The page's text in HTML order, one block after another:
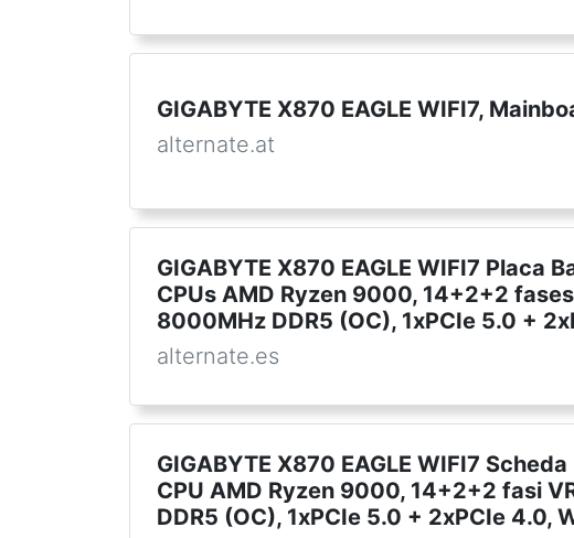
GIGABYTE X870 EAGLE WIFI7,
alternate.at
GIGABYTE X870 EAGLE WIFI7 Placa
CPUs AMD Ryzen 9000, 14+2+2
8000MHz DDR5 (OC), 1xPCIe 5.0 +
alternate.es
GIGABYTE X870 EAGLE WIFI7
CPU AMD Ryzen 9000, 14+2+2 fasi
DDR5 (OC), 1xPCIe 5.0 + 2xPCIe 4.0,